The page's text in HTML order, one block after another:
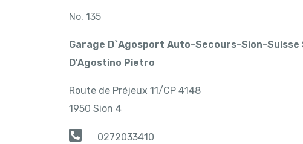
No. 135
Garage D`Agosport Auto-Secours-Sion-Suisse
D'Agostino Pietro
Route de Préjeux 11/CP 4148
1950 Sion 4
0272033410